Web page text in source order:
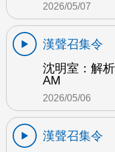
2026/05/07
漢聲召集令
沈明室：解
AM
2026/05/06
漢聲召集令